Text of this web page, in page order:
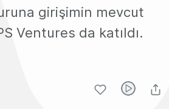
girişimin mevcut
Ventures da katıldı.